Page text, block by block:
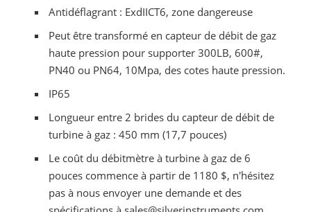
Antidéflagrant : ExdIICT6, zone dangereuse
Peut être transformé en capteur de débit de gaz
haute pression pour supporter 300LB, 600#,
PN40 ou PN64, 10Mpa, des cotes haute pression.
IP65
Longueur entre 2 brides du capteur de débit de
turbine à gaz : 450 mm (17,7 pouces)
Le coût du débitmètre à turbine à gaz de 6
pouces commence à partir de 1180 $, n'hésitez
pas à nous envoyer une demande et des